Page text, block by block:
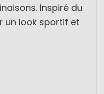
Inspiré du
un look sportif et